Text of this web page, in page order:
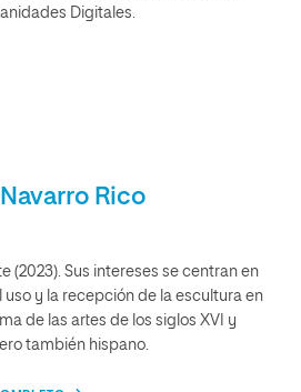
Digitales.
Rico
(2023). Sus intereses se centran en
uso y la recepción de la escultura en
de las artes de los siglos XVI y
también hispano.